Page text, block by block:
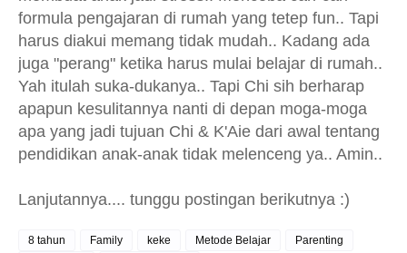
formula pengajaran di rumah yang tetep fun.. Tapi
harus diakui memang tidak mudah.. Kadang ada
juga "perang" ketika harus mulai belajar di rumah..
Yah itulah suka-dukanya.. Tapi Chi sih berharap
apapun kesulitannya nanti di depan moga-moga
apa yang jadi tujuan Chi & K'Aie dari awal tentang
pendidikan anak-anak tidak melenceng ya.. Amin..
Lanjutannya.... tunggu postingan berikutnya :)
8 tahun Family keke Metode Belajar
Parenting